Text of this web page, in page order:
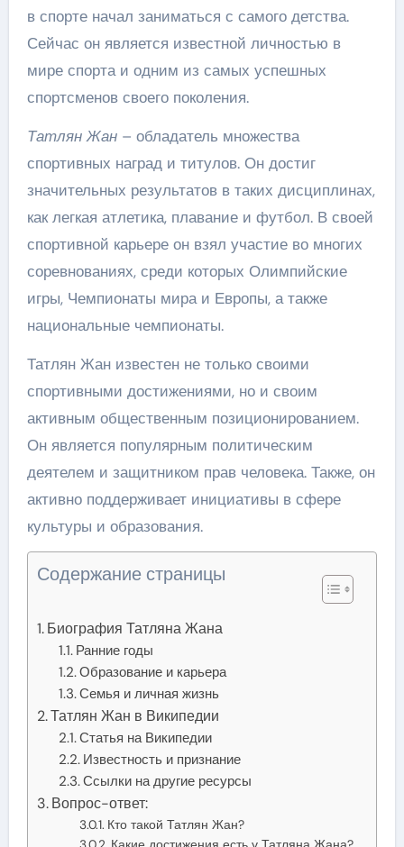
в спорте начал заниматься с самого детства.
Сейчас он является известной личностью в
мире спорта и одним из самых успешных
спортсменов своего поколения.
Татлян Жан– обладатель множества
спортивных наград и титулов. Он достиг
значительных результатов в таких дисциплинах,
как легкая атлетика, плавание и футбол. В своей
спортивной карьере он взял участие во многих
соревнованиях, среди которых Олимпийские
игры, Чемпионаты мира и Европы, а также
национальные чемпионаты.
Татлян Жан известен не только своими
спортивными достижениями, но и своим
активным общественным позиционированием.
Он является популярным политическим
деятелем и защитником прав человека. Также, он
активно поддерживает инициативы в сфере
культуры и образования.
Содержание страницы
Биография Татляна Жана
Ранние годы
Образование и карьера
Семья и личная жизнь
Татлян Жан в Википедии
Статья на Википедии
Известность и признание
Ссылки на другие ресурсы
Вопрос-ответ:
Кто такой Татлян Жан?